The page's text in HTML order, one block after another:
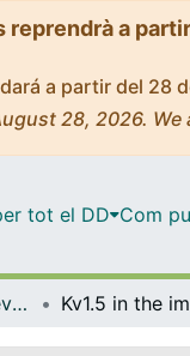
a
a partir del 28
28, 2026.
tot el DD Com
Articles publicats en revistes (Bioquímica i Biomedicina Molecular)